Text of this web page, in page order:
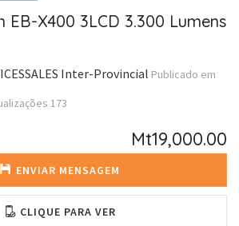
EB-X400 3LCD 3.300 Lumens
Inter-Provincial Publicado em
173
Mt19,000.00
ENVIAR MENSAGEM
CLIQUE PARA VER